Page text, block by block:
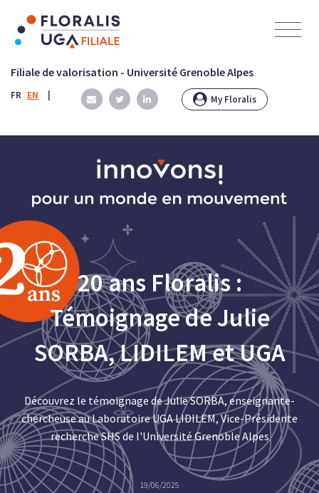
Filiale de valorisation - Université Grenoble Alpes
FR EN My Floralis
20 ans Floralis :
Témoignage de Julie
SORBA, LIDILEM et UGA
Découvrez le témoignage de Julie SORBA, enseignante-
chercheuse au Laboratoire UGA LIDILEM, Vice-Présidente
recherche SHS de l'Université Grenoble Alpes
19/06/2025